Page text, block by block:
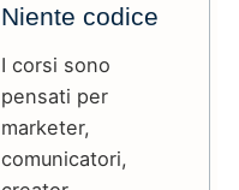
Niente codice
I corsi sono
pensati per
marketer,
comunicatori,